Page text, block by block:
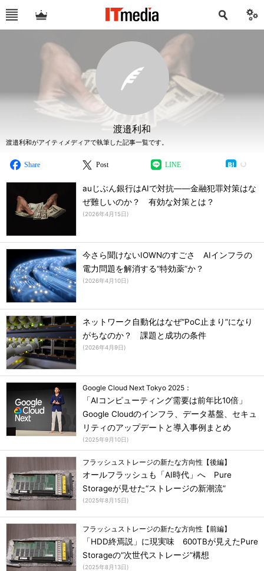
渡邉利和
渡邉利和がアイティメディアで執筆した記事一覧です。
Share Post LINE
auじぶん銀行はAIで対抗――金融犯罪対策はな
ぜ難しいのか？ 有効な対策とは？
(2026年4月15日)
今さら聞けないIOWNのすごさ AIインフラの
電力問題を解消する“特効薬”か？
(2026年4月10日)
ネットワーク自動化はなぜ“PoC止まり”になり
がちなのか？ 課題と成功の条件
(2026年4月9日)
Google Cloud Next Tokyo 2025：
「AIコンピューティング需要は前年比10倍」
Google Cloudのインフラ、データ基盤、セキュ
リティのアップデートと導入事例まとめ
(2025年9月10日)
フラッシュストレージの新たな方向性【後編】
オールフラッシュも「AI時代」へ Pure
Storageが見せた“ストレージの新潮流”
(2025年8月15日)
フラッシュストレージの新たな方向性【前編】
「HDD終焉説」に現実味 600TBが見えたPure
Storageの“次世代ストレージ”構想
(2025年8月13日)